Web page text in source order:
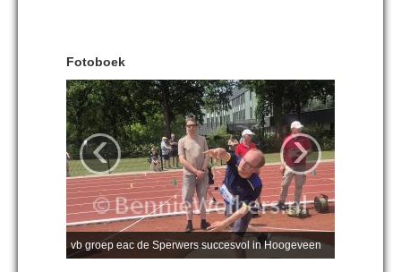
Fotoboek
vb groep eac de Sperwers succesvol in Hoogeveen
‹ ›